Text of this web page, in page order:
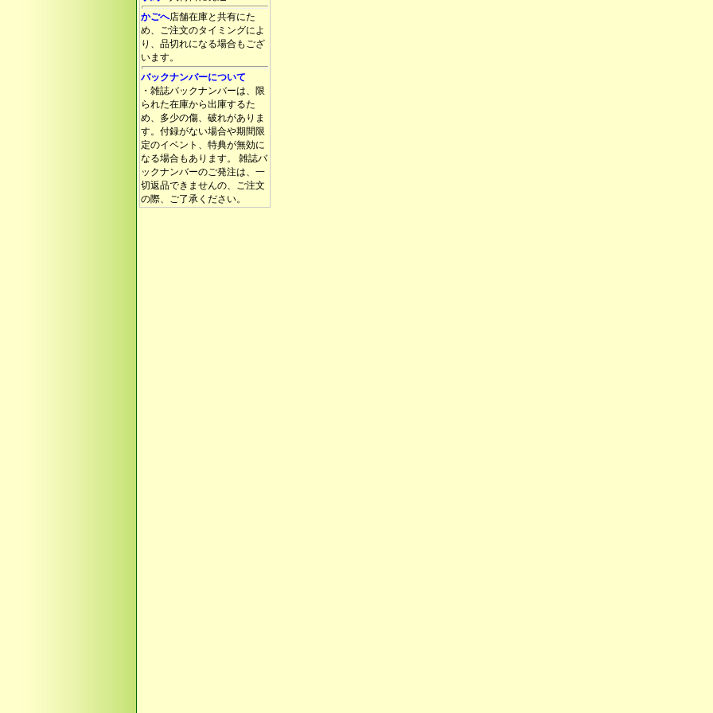
かごへ店舗在庫と共有にた
め、ご注文のタイミングによ
り、品切れになる場合もござ
います。
バックナンバーについて
・雑誌バックナンバーは、限
られた在庫から出庫するた
め、多少の傷、破れがありま
す。付録がない場合や期間限
定のイベント、特典が無効に
なる場合もあります。 雑誌バ
ックナンバーのご発注は、一
切返品できませんの、ご注文
の際、ご了承ください。